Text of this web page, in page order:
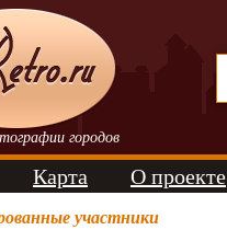
городов
Карта О проекте
участники